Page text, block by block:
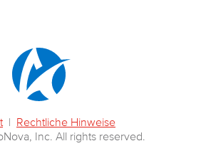
|
Rechtliche Hinweise
Inc. All rights reserved.